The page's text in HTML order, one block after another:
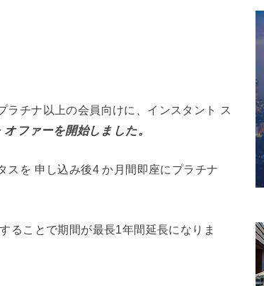
チナ以上の会員向けに、インスタント ス
ファーを開始しました。
スを 申し込み後4 か月間即座にプラチナ
ることで期間が最長1年間延長になりま